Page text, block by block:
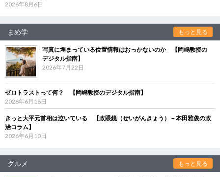
2026年8月6日
まめ学 もっと見る
写真に埋まっている位置情報はおっかないのか 【岡嶋教授の
デジタル指南】
2026年7月22日
ゼロトラストって何？ 【岡嶋教授のデジタル指南】
2026年6月18日
きっと大平元首相は泣いている 【政眼鏡（せいがんきょう）－本田雅俊の政
治コラム】
2026年6月10日
グルメ もっと見る